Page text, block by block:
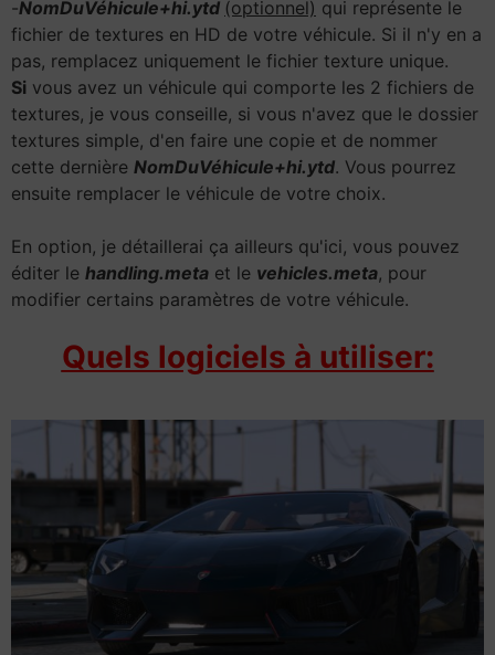
-NomDuVéhicule+hi.ytd (optionnel) qui représente le
fichier de textures en HD de votre véhicule. Si il n'y en a
pas, remplacez uniquement le fichier texture unique.
Si vous avez un véhicule qui comporte les 2 fichiers de
textures, je vous conseille, si vous n'avez que le dossier
textures simple, d'en faire une copie et de nommer
cette dernière NomDuVéhicule+hi.ytd. Vous pourrez
ensuite remplacer le véhicule de votre choix.
En option, je détaillerai ça ailleurs qu'ici, vous pouvez
éditer le handling.meta et le vehicles.meta, pour
modifier certains paramètres de votre véhicule.
Quels logiciels à utiliser: